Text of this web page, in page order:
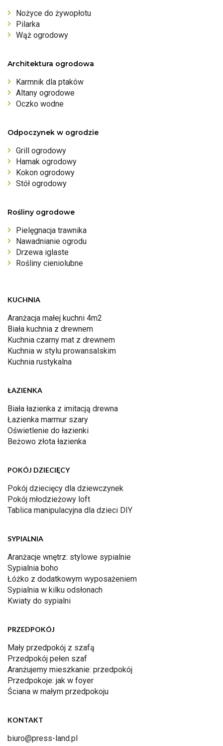
Nożyce do żywopłotu
Pilarka
Wąż ogrodowy
Architektura ogrodowa
Karmnik dla ptaków
Altany ogrodowe
Oczko wodne
Odpoczynek w ogrodzie
Grill ogrodowy
Hamak ogrodowy
Kokon ogrodowy
Stół ogrodowy
Rośliny ogrodowe
Pielęgnacja trawnika
Nawadnianie ogrodu
Drzewa iglaste
Rośliny cieniolubne
KUCHNIA
Aranżacja małej kuchni 4m2
Biała kuchnia z drewnem
Kuchnia czarny mat z drewnem
Kuchnia w stylu prowansalskim
Kuchnia rustykalna
ŁAZIENKA
Biała łazienka z imitacją drewna
Łazienka marmur szary
Oświetlenie do łazienki
Beżowo złota łazienka
POKÓJ DZIECIĘCY
Pokój dziecięcy dla dziewczynek
Pokój młodzieżowy loft
Tablica manipulacyjna dla dzieci DIY
SYPIALNIA
Aranżacje wnętrz: stylowe sypialnie
Sypialnia boho
Łóżko z dodatkowym wyposażeniem
Sypialnia w kilku odsłonach
Kwiaty do sypialni
PRZEDPOKÓJ
Mały przedpokój z szafą
Przedpokój pełen szaf
Aranżujemy mieszkanie: przedpokój
Przedpokoje: jak w foyer
Ściana w małym przedpokoju
KONTAKT
biuro@press-land.pl